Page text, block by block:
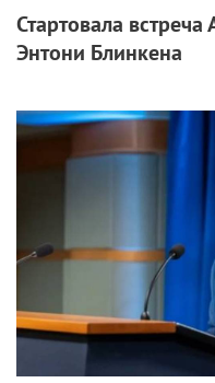
Стартовала
Энтони Блинкена